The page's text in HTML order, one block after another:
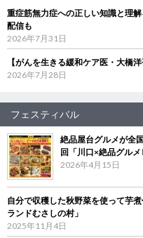
重症筋無力症への正しい知識と理
配信も
2026年7月31日
【がんを生きる緩和ケア医・大橋
2026年7月28日
フェスティバル
絶品屋台グルメが全
回「川口×絶品グル
2026年4月15日
自分で収穫した秋野菜を使って芋
ランドむさしの村」
2025年11月4日